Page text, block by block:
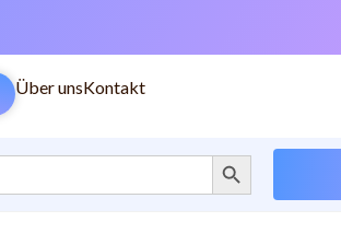
Über unsKontakt
SEARCH BUTTON